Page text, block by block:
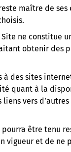
maître de
ne constitue
obtenir des
des sites
quant à la
liens vers
pourra être tenu
vigueur et de